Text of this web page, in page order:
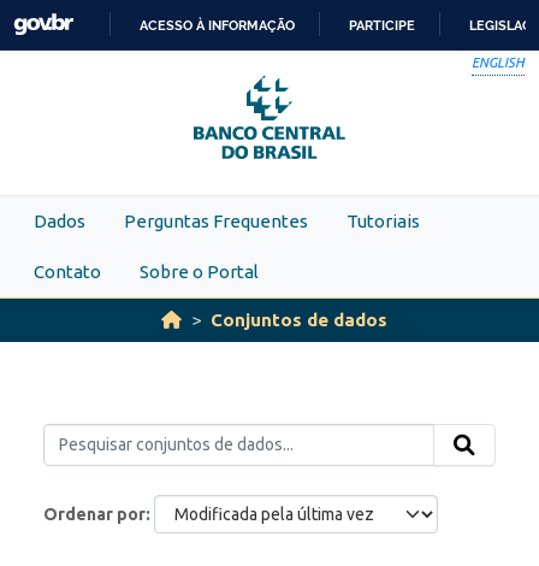
Skip to main content
PARA
O
CONTEÚDO
ACESSO À INFORMAÇÃO PARTICIPE
ENGLISH
Dados Perguntas Frequentes Tutoriais
Contato Sobre o Portal
Conjuntos de dados
Ordenar por